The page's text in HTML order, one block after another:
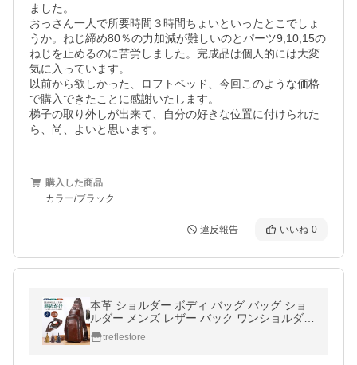
ました。
おっさん一人で所要時間３時間ちょいといったとこでしょ
うか。ねじ締め80％の力加減が難しいのとパーツ9,10,15の
ねじを止めるのに苦労しました。完成品は個人的には大変
気に入っています。
以前から欲しかった、ロフトベッド、今回このような価格
で購入できたことに感謝いたします。
梯子の取り外しが出来て、自分の好きな位置に付けられた
ら、尚、よいと思います。
購入した商品
カラー/ブラック
違反報告 いいね 0
本革 ショルダー ボディ バッグ バッグ ショ
ルダー メンズ レザー バック ワンショルダー
斜めがけ 肩掛け プレゼント 父の日 ホワイ
トデー
treflestore